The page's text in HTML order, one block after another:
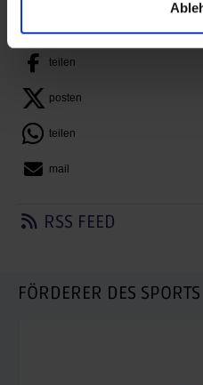
teilen
posten
teilen
mail
RSS FEED
FÖRDERER DES